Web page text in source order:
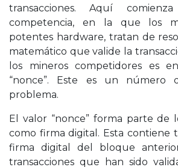
transacciones. Aquí
competencia, en la que los
potentes hardware, tratan de
matemático que valide la
los mineros competidores es
“nonce”. Este es un número
problema.
El valor “nonce” forma parte de
como firma digital. Esta contiene
firma digital del bloque
transacciones que han sido